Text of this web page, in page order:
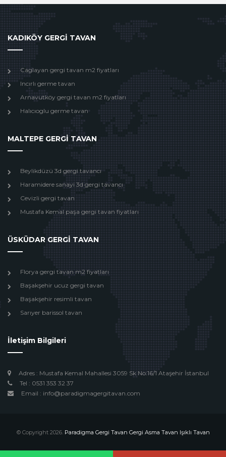
KADIKÖY GERGİ TAVAN
Caglayan gergi tavan m2 fiyatları
Incırlı germe tavan
Arnavutköy gergi tavan m2 fiyatları
Halıcıoglu germe tavan
MALTEPE GERGİ TAVAN
Beylikdüzü 3d gergi tavancı
Haramidere sanayi 3d gergi tavancı
Cevizli gergi tavan
Mustafa Kemal paşa gergi tavan fiyatları
ÜSKÜDAR GERGİ TAVAN
Florya gergi tavan m2 fiyatları
Başakşehir ucuz gergi tavan
Başakşehir resimli tavan
Sarıyer barissol tavan
İletişim Bilgileri
Adres : Mustafa Kemal Mahallesi 3059 Sk No:16/1 Ataşehir İstanbul
Tel : 0531 353 32 37
Email : info@paradigmagergitavan.com
© Copyright 2026. Paradigma Gergi Tavan Gergi Asma Tavan Işıklı Tavan